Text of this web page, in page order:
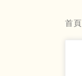
首頁